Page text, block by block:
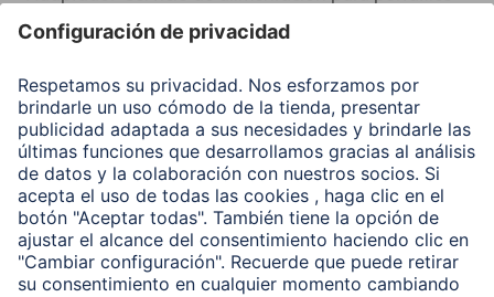
Clientes online
Conviértete en distribuidor
Compañía
Historia de la empresa